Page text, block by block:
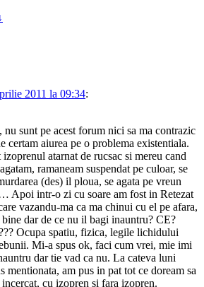
2011 la 09:34:
nu sunt pe acest forum nici sa ma contrazic
certam aiurea pe o problema existentiala.
atarnat de rucsac si mereu cand
ramaneam suspendat pe culoar, se
(des) il ploua, se agata pe vreun
Apoi intr-o zi cu soare am fost in Retezat
vazandu-ma ca ma chinui cu el pe afara,
dar de ce nu il bagi inauntru? CE?
Ocupa spatiu, fizica, legile lichidului
Mi-a spus ok, faci cum vrei, mie imi
dar tie vad ca nu. La cateva luni
mentionata, am pus in pat tot ce doream sa
cu izopren si fara izopren.